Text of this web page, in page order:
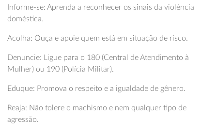
Informe-se: Aprenda a reconhecer os sinais da violência
doméstica.
Acolha: Ouça e apoie quem está em situação de risco.
Denuncie: Ligue para o 180 (Central de Atendimento à
Mulher) ou 190 (Polícia Militar).
Eduque: Promova o respeito e a igualdade de gênero.
Reaja: Não tolere o machismo e nem qualquer tipo de
agressão.